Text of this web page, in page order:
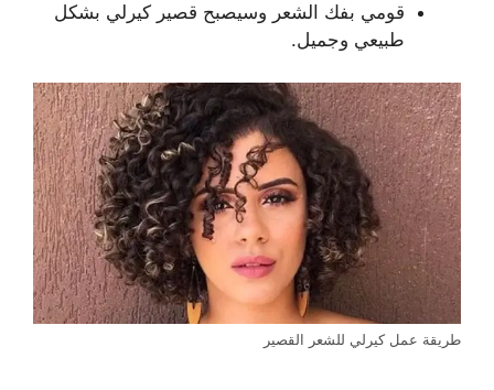
قومي بفك الشعر وسيصبح قصير كيرلي بشكل
طبيعي وجميل.
طريقة عمل كيرلي للشعر القصير